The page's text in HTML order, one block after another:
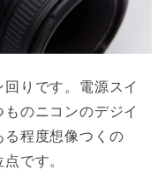
りです。電源スイ
のニコンのデジイ
程度想像つくの
です。